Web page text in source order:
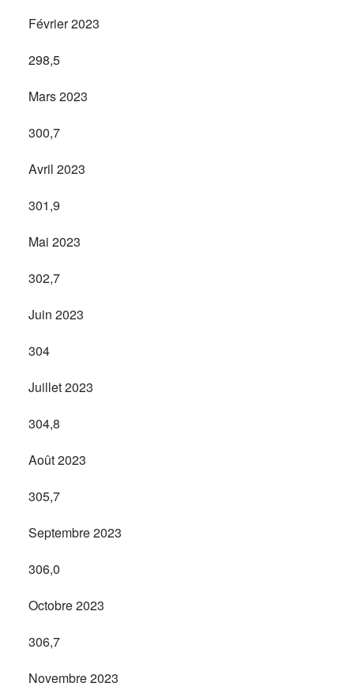
Février 2023
298,5
Mars 2023
300,7
Avril 2023
301,9
Mai 2023
302,7
Juin 2023
304
Juillet 2023
304,8
Août 2023
305,7
Septembre 2023
306,0
Octobre 2023
306,7
Novembre 2023